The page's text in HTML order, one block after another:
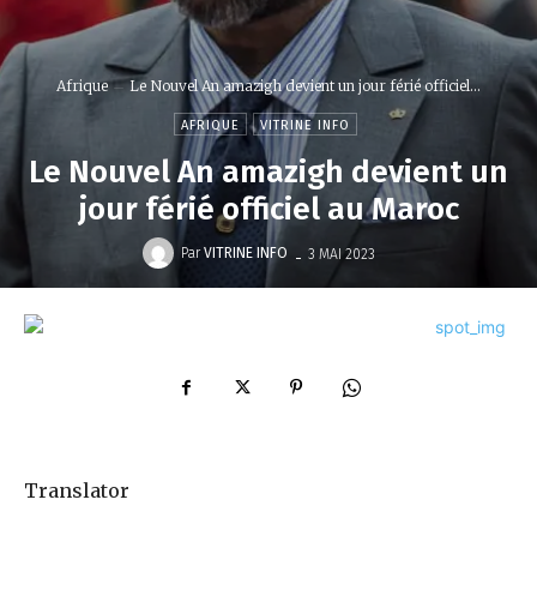
Afrique Le Nouvel An amazigh devient un jour férié officiel...
AFRIQUE VITRINE INFO
Le Nouvel An amazigh devient un
jour férié officiel au Maroc
Par VITRINE INFO - 3 MAI 2023
Translator